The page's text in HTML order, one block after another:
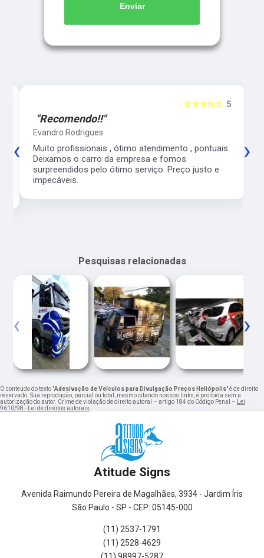
Enviar
5
☆☆☆☆☆
"Recomendo!!"
Evandro Rodrigues
Muito profissionais , ótimo atendimento , pontuais.
Deixamos o carro da empresa e fomos
surpreendidos pelo ótimo serviço. Preço justo e
impecáveis.
‹ ›
Pesquisas relacionadas
‹ ›
O conteúdo do texto "Adesivação de Veículos para Divulgação Preços Heliópolis" é de direito
reservado. Sua reprodução, parcial ou total, mesmo citando nossos links, é proibida sem a
autorização do autor. Crime de violação de direito autoral – artigo 184 do Código Penal –
Lei
9610/98 - Lei de direitos autorais
Atitude Signs
Avenida Raimundo Pereira de Magalhães, 3934 - Jardim Íris
São Paulo - SP - CEP: 05145-000
(11) 2537-1791
(11) 2528-4629